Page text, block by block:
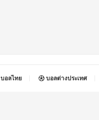
บอลไทย บอลต่างประเทศ